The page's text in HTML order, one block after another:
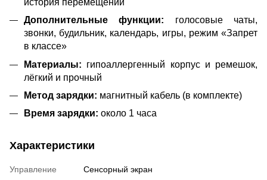
Дополнительные функции: голосовые чаты,
звонки, будильник, календарь, игры, режим «Запрет
в классе»
Материалы: гипоаллергенный корпус и ремешок,
лёгкий и прочный
Метод зарядки: магнитный кабель (в комплекте)
Время зарядки: около 1 часа
Характеристики
Управление
Сенсорный экран